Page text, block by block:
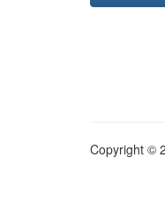
Copyright ©